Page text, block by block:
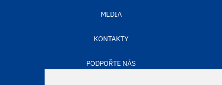
MEDIA
KONTAKTY
PODPOŘTE NÁS